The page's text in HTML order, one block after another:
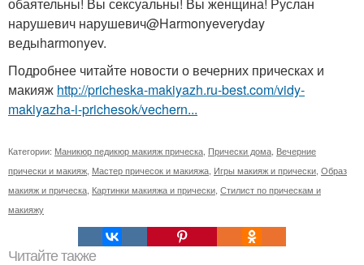
нарушевич нарушевич@Harmonyeveryday
ведыharmonyev.
Подробнее читайте новости о вечерних прическах и
макияж http://pricheska-makiyazh.ru-best.com/vidy-
makiyazha-i-prichesok/vechern...
Категории: Маникюр педикюр макияж прическа Прически дома Вечерние
прически и макияж Мастер причесок и макияжа Игры макияж и прически Образ
макияж и прическа Картинки макияжа и прически Стилист по прическам и
макияжу
Читайте также